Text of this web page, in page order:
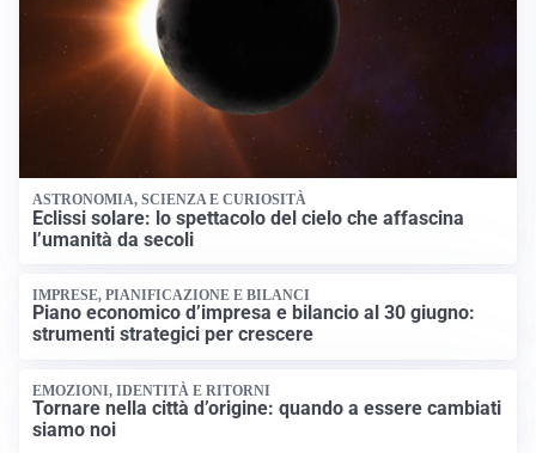
ASTRONOMIA, SCIENZA E CURIOSITÀ
Eclissi solare: lo spettacolo del cielo che affascina
l’umanità da secoli
IMPRESE, PIANIFICAZIONE E BILANCI
Piano economico d’impresa e bilancio al 30 giugno:
strumenti strategici per crescere
EMOZIONI, IDENTITÀ E RITORNI
Tornare nella città d’origine: quando a essere cambiati
siamo noi